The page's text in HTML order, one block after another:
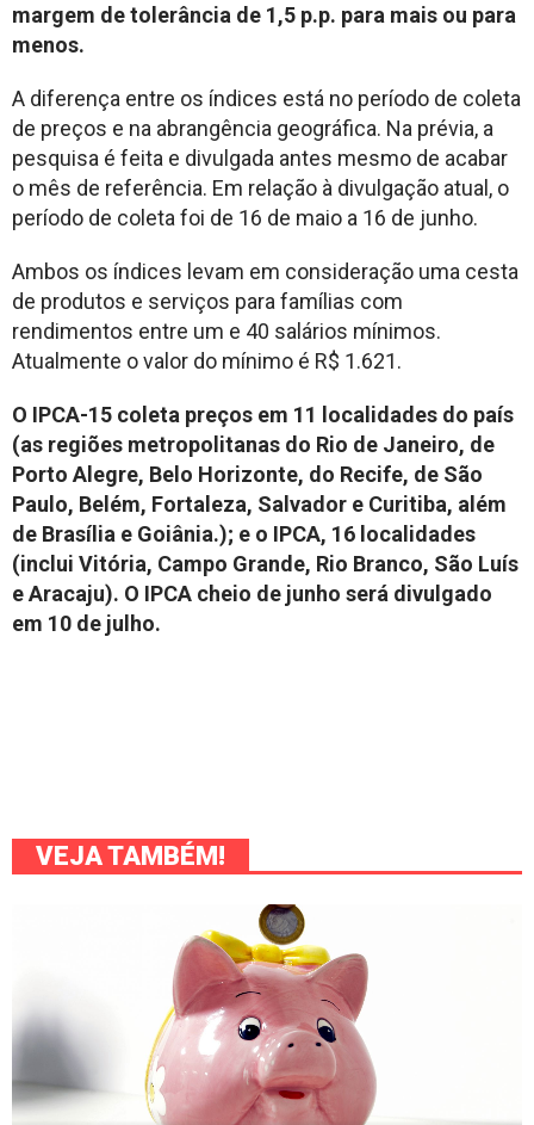
margem de tolerância de 1,5 p.p. para mais ou para
menos.
A diferença entre os índices está no período de coleta
de preços e na abrangência geográfica. Na prévia, a
pesquisa é feita e divulgada antes mesmo de acabar
o mês de referência. Em relação à divulgação atual, o
período de coleta foi de 16 de maio a 16 de junho.
Ambos os índices levam em consideração uma cesta
de produtos e serviços para famílias com
rendimentos entre um e 40 salários mínimos.
Atualmente o valor do mínimo é R$ 1.621.
O IPCA-15 coleta preços em 11 localidades do país
(as regiões metropolitanas do Rio de Janeiro, de
Porto Alegre, Belo Horizonte, do Recife, de São
Paulo, Belém, Fortaleza, Salvador e Curitiba, além
de Brasília e Goiânia.); e o IPCA, 16 localidades
(inclui Vitória, Campo Grande, Rio Branco, São Luís
e Aracaju). O IPCA cheio de junho será divulgado
em 10 de julho.
VEJA TAMBÉM!